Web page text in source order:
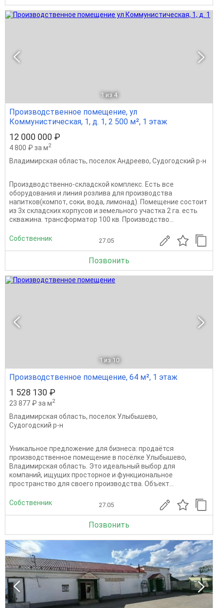
1 из 4
Производственное помещение, ул
Коммунистическая, 1, д. 1, 2 500 м², 1 этаж
12 000 000 ₽
4 800 ₽ за м2
Владимирская область, поселок Андреево, Судогодский р-н
Произдводственно-складской комплекс. Есть все
оборудования и линия розлива для производства
напитков(компот, соки, вода, лимонад). Помещение состоит
из 3х складских корпусов и земельного участка 2 га. есть
скважина. трансформатор 100 кв. Производство...
Собственник 27.05
Позвонить
1 из 10
Производственное помещение, 64 м², 1 этаж
1 528 130 ₽
23 877 ₽ за м2
Владимирская область, поселок Улыбышево,
Судогодский р-н
Уникальное предложение для бизнеса: продаётся
производственное помещение в посёлке Улыбышево,
Владимирская область. Это идеальный выбор для
компаний, ищущих просторное и функциональное
пространство для своего производства. Объект...
Собственник 27.05
Позвонить